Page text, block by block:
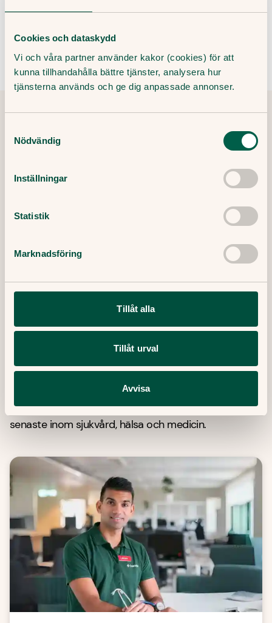
Cookies och dataskydd
Vi och våra partner använder kakor (cookies) för att
kunna tillhandahålla bättre tjänster, analysera hur
tjänsterna används och ge dig anpassade annonser.
Nödvändig
Inställningar
Statistik
Marknadsföring
Tillåt alla
Tillåt urval
Avvisa
Hur vet man om man har osteosarkom?
Tipsa och dela artikeln Kopiera länk
Publicerat datum:
8 Juli, 2021
20 September, 2023
Senaste artiklar
Här finner du våra artiklar där vi skriver om det
senaste inom sjukvård, hälsa och medicin.